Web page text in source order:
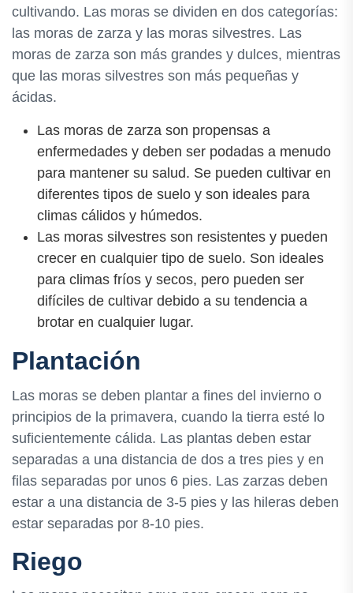
cultivando. Las moras se dividen en dos categorías:
las moras de zarza y las moras silvestres. Las
moras de zarza son más grandes y dulces, mientras
que las moras silvestres son más pequeñas y
ácidas.
Las moras de zarza son propensas a
enfermedades y deben ser podadas a menudo
para mantener su salud. Se pueden cultivar en
diferentes tipos de suelo y son ideales para
climas cálidos y húmedos.
Las moras silvestres son resistentes y pueden
crecer en cualquier tipo de suelo. Son ideales
para climas fríos y secos, pero pueden ser
difíciles de cultivar debido a su tendencia a
brotar en cualquier lugar.
Plantación
Las moras se deben plantar a fines del invierno o
principios de la primavera, cuando la tierra esté lo
suficientemente cálida. Las plantas deben estar
separadas a una distancia de dos a tres pies y en
filas separadas por unos 6 pies. Las zarzas deben
estar a una distancia de 3-5 pies y las hileras deben
estar separadas por 8-10 pies.
Riego